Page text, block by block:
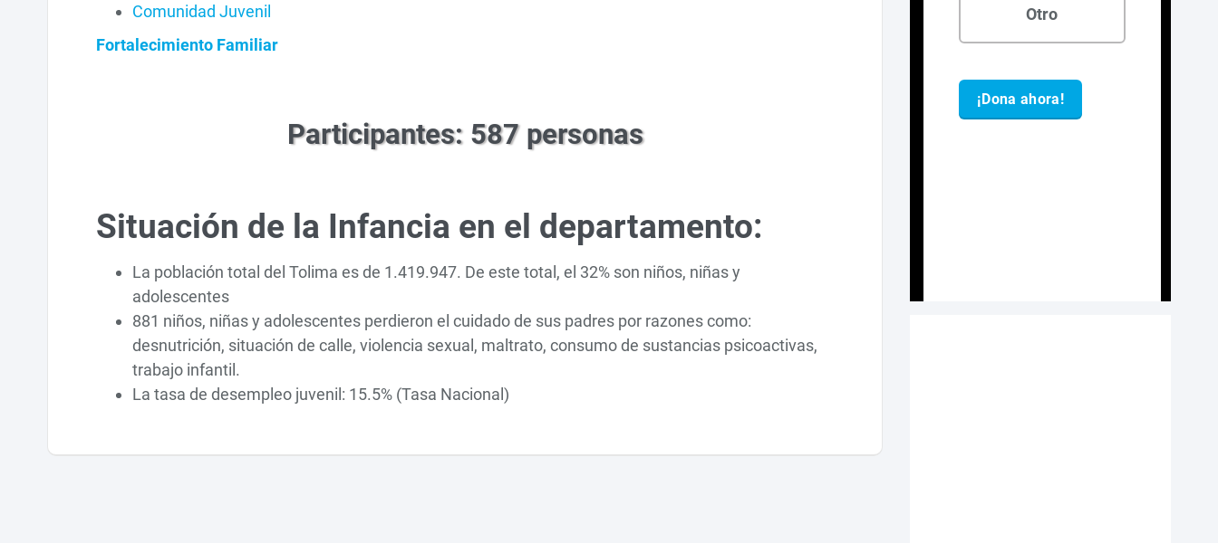
Comunidad Juvenil
Fortalecimiento Familiar
Participantes: 587 personas
Situación de la Infancia en el departamento:
La población total del Tolima es de 1.419.947. De este total, el 32% son niños, niñas y
adolescentes
881 niños, niñas y adolescentes perdieron el cuidado de sus padres por razones como:
desnutrición, situación de calle, violencia sexual, maltrato, consumo de sustancias psicoactivas,
trabajo infantil.
La tasa de desempleo juvenil: 15.5% (Tasa Nacional)